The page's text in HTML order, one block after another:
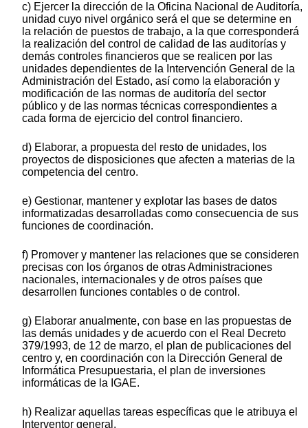
c) Ejercer la dirección de la Oficina Nacional de Auditoría,
unidad cuyo nivel orgánico será el que se determine en
la relación de puestos de trabajo, a la que corresponderá
la realización del control de calidad de las auditorías y
demás controles financieros que se realicen por las
unidades dependientes de la Intervención General de la
Administración del Estado, así como la elaboración y
modificación de las normas de auditoría del sector
público y de las normas técnicas correspondientes a
cada forma de ejercicio del control financiero.
d) Elaborar, a propuesta del resto de unidades, los
proyectos de disposiciones que afecten a materias de la
competencia del centro.
e) Gestionar, mantener y explotar las bases de datos
informatizadas desarrolladas como consecuencia de sus
funciones de coordinación.
f) Promover y mantener las relaciones que se consideren
precisas con los órganos de otras Administraciones
nacionales, internacionales y de otros países que
desarrollen funciones contables o de control.
g) Elaborar anualmente, con base en las propuestas de
las demás unidades y de acuerdo con el Real Decreto
379/1993, de 12 de marzo, el plan de publicaciones del
centro y, en coordinación con la Dirección General de
Informática Presupuestaria, el plan de inversiones
informáticas de la IGAE.
h) Realizar aquellas tareas específicas que le atribuya el
Interventor general.